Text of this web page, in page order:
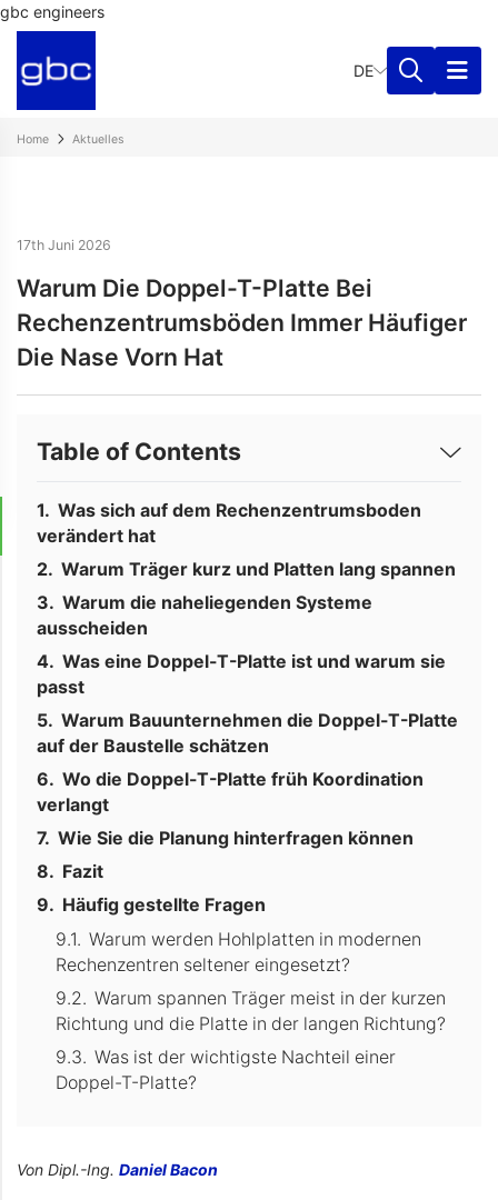
gbc engineers
DE
Home Aktuelles
17th Juni 2026
Warum Die Doppel-T-Platte Bei
Rechenzentrumsböden Immer Häufiger
Die Nase Vorn Hat
Table of Contents
Was sich auf dem Rechenzentrumsboden
verändert hat
Warum Träger kurz und Platten lang spannen
Warum die naheliegenden Systeme
ausscheiden
Was eine Doppel-T-Platte ist und warum sie
passt
Warum Bauunternehmen die Doppel-T-Platte
auf der Baustelle schätzen
Wo die Doppel-T-Platte früh Koordination
verlangt
Wie Sie die Planung hinterfragen können
Fazit
Häufig gestellte Fragen
Warum werden Hohlplatten in modernen
Rechenzentren seltener eingesetzt?
Warum spannen Träger meist in der kurzen
Richtung und die Platte in der langen Richtung?
Was ist der wichtigste Nachteil einer
Doppel-T-Platte?
Von Dipl.-Ing. Daniel Bacon